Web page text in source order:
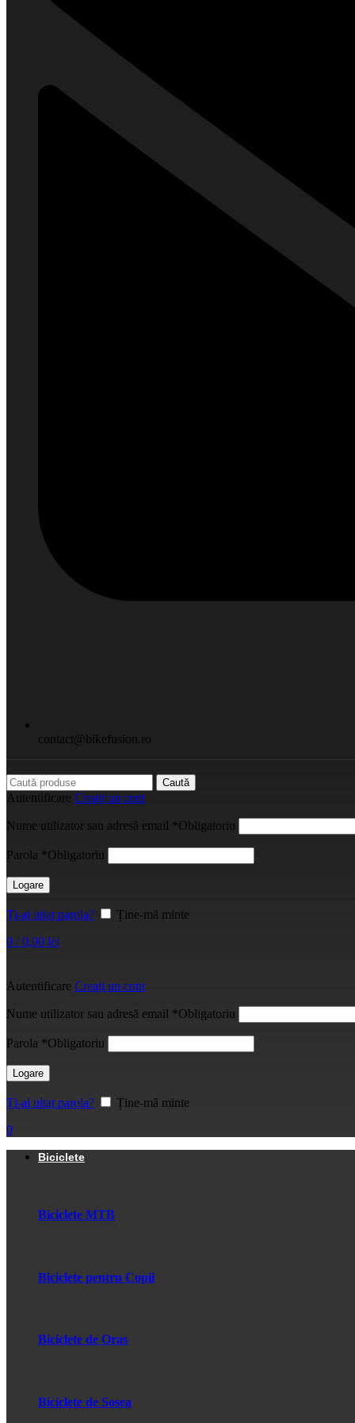
contact@bikefusion.ro
Caută
Autentificare Creați un cont
Nume utilizator sau adresă email *Obligatoriu
Parola *Obligatoriu
Logare
Ți-ai uitat parola?
Ține-mă minte
0 / 0,00 lei
Autentificare Creați un cont
Nume utilizator sau adresă email *Obligatoriu
Parola *Obligatoriu
Logare
Ți-ai uitat parola?
Ține-mă minte
0
Biciclete
Biciclete MTB
Biciclete pentru Copii
Biciclete de Oras
Biciclete de Sosea